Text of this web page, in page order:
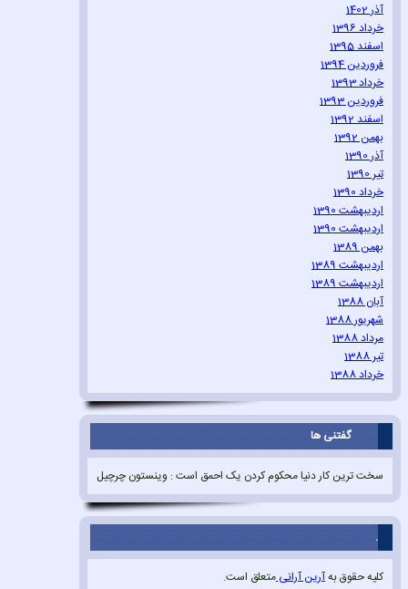
آذر 1402
خرداد 1396
اسفند 1395
فروردین 1394
خرداد 1393
فروردین 1393
اسفند 1392
بهمن 1392
آذر 1390
تیر 1390
خرداد 1390
اردیبهشت 1390
اردیبهشت 1390
بهمن 1389
اردیبهشت 1389
اردیبهشت 1389
آبان 1388
شهریور 1388
مرداد 1388
تیر 1388
خرداد 1388
گفتنی ها
سخت ترین کار دنیا محکوم کردن یک احمق است : وینستون چرچیل
.
کلیه حقوق بهآرین آرانیمتعلق است.